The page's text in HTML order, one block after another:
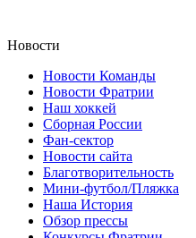
Новости
Новости Команды
Новости Фратрии
Наш хоккей
Сборная России
Фан-cектор
Новости сайта
Благотворительность
Мини-футбол/Пляжка
Наша История
Обзор прессы